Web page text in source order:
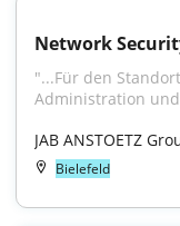
Network
"...Für den Standort
Administration
JAB ANSTOETZ
Bielefeld